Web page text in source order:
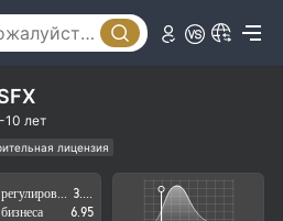
10 лет
лицензия
деятельности подозрителен
потенциальные риски
6.95